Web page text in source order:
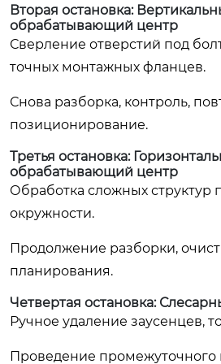
Вторая остановка:
обрабатывающий центр
Сверление отверстий под
точных монтажных фланцев.
Снова разборка, контроль,
позиционирование.
Третья остановка:
обрабатывающий центр
Обработка сложных структур
окружности.
Продолжение разборки,
планирования.
Четвертая остановка:
Ручное удаление заусенцев,
Проведение промежуточного